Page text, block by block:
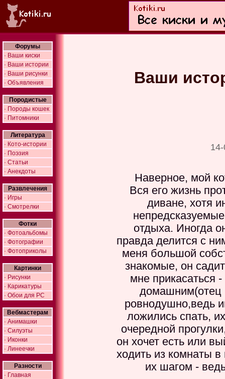
Форумы
· Ваши киски
· Ваши истории
· Ваши рисунки
· Объявления
Породистые
· Породы кошек
· Питомники
Литература
· Кото-истории
· Поэзия
· Статьи
· Анекдоты
Развлечения
· Игры
· Смотрелки
Фотки
· Фотоальбомы
· Фотографии
· Фотоприколы
Картинки
· Рисунки
· Карикатуры
· Обои для PC
Вебмастерам
· Анимашки
· Силуэты
· Иконки
· Линеечки
Разности
· Главная
Ваши
Наверное, мой
Вся его жизнь
диване, хотя
отдыха. Иногда
правда делится с
меня большой
знакомые, он
мне прикасаться
домашним(отец
ровнодушно,ведь
ложились спать,
очередной
он хочет есть или
ходить из комнаты
их шагом -